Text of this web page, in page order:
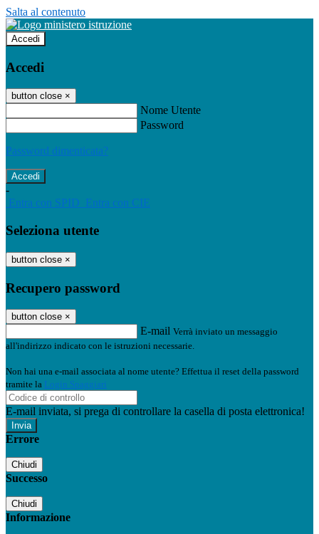
Salta al contenuto
Accedi
Accedi
button close ×
Nome Utente
Password
Password dimenticata?
-
Entra con SPID Entra con CIE
Seleziona utente
button close ×
Recupero password
button close ×
E-mail Verrà inviato un messaggio
all'indirizzo indicato con le istruzioni necessarie.
Non hai una e-mail associata al nome utente? Effettua il reset della password
tramite la Login Spaggiari
E-mail inviata, si prega di controllare la casella di posta elettronica!
Errore
Chiudi
Successo
Chiudi
Informazione